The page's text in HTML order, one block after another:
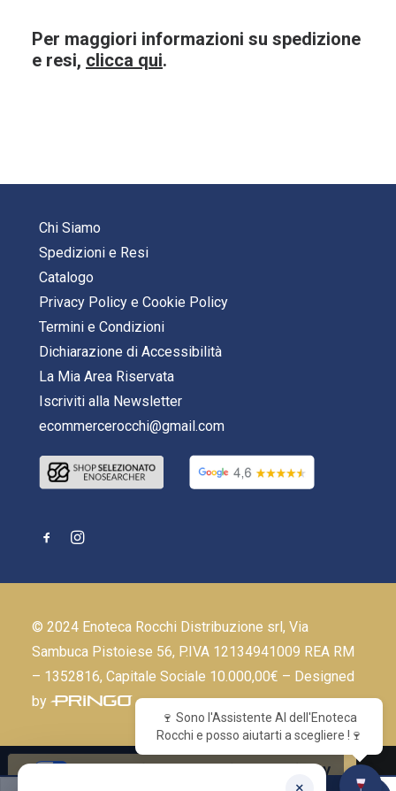
Per maggiori informazioni su spedizione
e resi, clicca qui.
Chi Siamo
Spedizioni e Resi
Catalogo
Privacy Policy e Cookie Policy
Termini e Condizioni
Dichiarazione di Accessibilità
La Mia Area Riservata
Iscriviti alla Newsletter
ecommercerocchi@gmail.com
© 2024 Enoteca Rocchi Distribuzione srl, Via
Sambuca Pistoiese 56, P.IVA 12134941009 REA RM
– 1352816, Capitale Sociale 10.000,00€ – Designed
by
🍷 Sono l'Assistente AI dell'Enoteca
Rocchi e posso aiutarti a scegliere !🍷
Le tue preferenze relative alla privacy